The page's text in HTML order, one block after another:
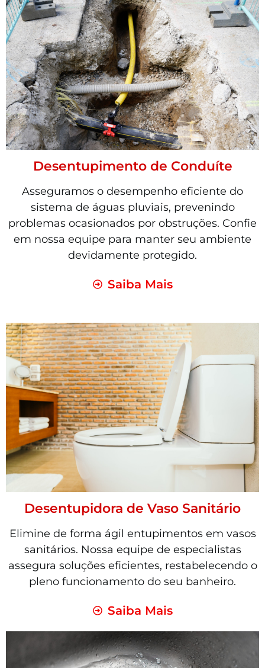
Desentupimento de Conduíte
Asseguramos o desempenho eficiente do
sistema de águas pluviais, prevenindo
problemas ocasionados por obstruções. Confie
em nossa equipe para manter seu ambiente
devidamente protegido.
Saiba Mais
Desentupidora de Vaso Sanitário
Elimine de forma ágil entupimentos em vasos
sanitários. Nossa equipe de especialistas
assegura soluções eficientes, restabelecendo o
pleno funcionamento do seu banheiro.
Saiba Mais